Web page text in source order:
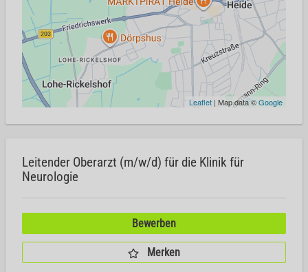
Leaflet | Map data ©Google
Leitender Oberarzt (m/w/d) für die Klinik für
Neurologie
Bewerben
Merken